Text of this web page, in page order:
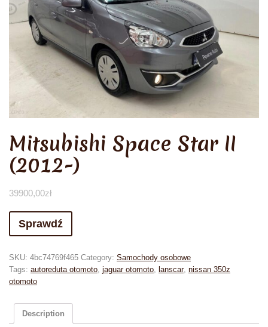
Mitsubishi Space Star II
(2012-)
39900,00zł
Sprawdź
SKU: 4bc74769f465 Category: Samochody osobowe
Tags: autoreduta otomoto, jaguar otomoto, lanscar, nissan 350z
otomoto
Description